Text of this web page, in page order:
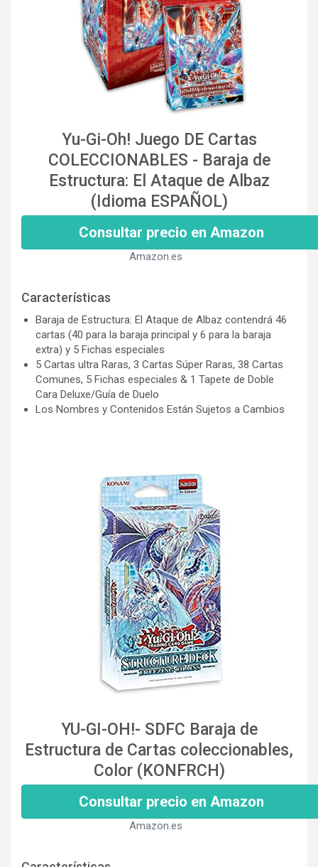
Yu-Gi-Oh! Juego DE Cartas
COLECCIONABLES - Baraja de
Estructura: El Ataque de Albaz
(Idioma ESPAÑOL)
Consultar precio en Amazon
Amazon.es
Características
Baraja de Estructura: El Ataque de Albaz contendrá 46
cartas (40 para la baraja principal y 6 para la baraja
extra) y 5 Fichas especiales
5 Cartas ultra Raras, 3 Cartas Súper Raras, 38 Cartas
Comunes, 5 Fichas especiales & 1 Tapete de Doble
Cara Deluxe/Guía de Duelo
Los Nombres y Contenidos Están Sujetos a Cambios
YU-GI-OH!- SDFC Baraja de
Estructura de Cartas coleccionables,
Color (KONFRCH)
Consultar precio en Amazon
Amazon.es